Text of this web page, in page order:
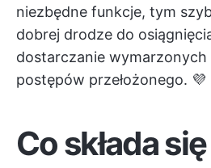
niezbędne funkcje, tym
dobrej drodze do
dostarczanie
postępów przełożonego. 💜
Co składa